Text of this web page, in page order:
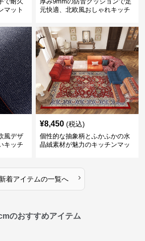
マット
元快適、北欧風おしゃれキッチ
風デザ
キッチ
¥8,450 (税込)
個性的な抽象柄とふかふかの水
晶絨素材が魅力のキッチンマッ
新着アイテムの一覧へ ›
のおすすめアイテム